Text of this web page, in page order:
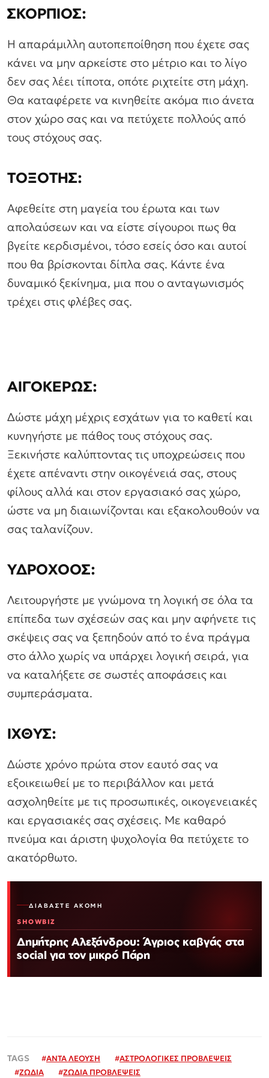
ΣΚΟΡΠΙΟΣ:
Η απαράμιλλη αυτοπεποίθηση που έχετε σας
κάνει να μην αρκείστε στο μέτριο και το λίγο
δεν σας λέει τίποτα, οπότε ριχτείτε στη μάχη.
Θα καταφέρετε να κινηθείτε ακόμα πιο άνετα
στον χώρο σας και να πετύχετε πολλούς από
τους στόχους σας.
ΤΟΞΟΤΗΣ:
Αφεθείτε στη μαγεία του έρωτα και των
απολαύσεων και να είστε σίγουροι πως θα
βγείτε κερδισμένοι, τόσο εσείς όσο και αυτοί
που θα βρίσκονται δίπλα σας. Κάντε ένα
δυναμικό ξεκίνημα, μια που ο ανταγωνισμός
τρέχει στις φλέβες σας.
ΑΙΓΟΚΕΡΩΣ:
Δώστε μάχη μέχρις εσχάτων για το καθετί και
κυνηγήστε με πάθος τους στόχους σας.
Ξεκινήστε καλύπτοντας τις υποχρεώσεις που
έχετε απέναντι στην οικογένειά σας, στους
φίλους αλλά και στον εργασιακό σας χώρο,
ώστε να μη διαιωνίζονται και εξακολουθούν να
σας ταλανίζουν.
ΥΔΡΟΧΟΟΣ:
Λειτουργήστε με γνώμονα τη λογική σε όλα τα
επίπεδα των σχέσεών σας και μην αφήνετε τις
σκέψεις σας να ξεπηδούν από το ένα πράγμα
στο άλλο χωρίς να υπάρχει λογική σειρά, για
να καταλήξετε σε σωστές αποφάσεις και
συμπεράσματα.
ΙΧΘΥΣ:
Δώστε χρόνο πρώτα στον εαυτό σας να
εξοικειωθεί με το περιβάλλον και μετά
ασχοληθείτε με τις προσωπικές, οικογενειακές
και εργασιακές σας σχέσεις. Με καθαρό
πνεύμα και άριστη ψυχολογία θα πετύχετε το
ακατόρθωτο.
ΔΙΑΒΆΣΤΕ ΑΚΌΜΗ
SHOWBIZ
Δημήτρης Αλεξάνδρου: Άγριος καβγάς στα
social για τον μικρό Πάρη
#ΑΝΤΑ ΛΕΟΥΣΗ #ΑΣΤΡΟΛΟΓΙΚΕΣ ΠΡΟΒΛΕΨΕΙΣ
#ΖΩΔΙΑ #ΖΩΔΙΑ ΠΡΟΒΛΕΨΕΙΣ